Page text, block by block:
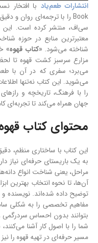
انتشارات طعم‌یاد
Book را با ترجمه‌ای روان و دقیق از
سی‌اف، منتشر کرده است. این
معتبرترین منابع در حوزه
شناخته می‌شود.«کتاب قهوه»
مزارع سرسبز کشت قهوه تا
می‌برد؛ سفری که در آن با
می‌شوید. این کتاب نه‌تنها
را با فرهنگ، تاریخچه و
جهان همراه می‌کند تا تجربه‌ای
محتوای کتاب
این کتاب با ساختاری منظم،
به یک باریستای حرفه‌ای نیاز
مراحل، یعنی شناخت انواع
آن‌ها، تا نحوه انتخاب بهترین
توضیح داده شده‌اند. نویسنده
مفاهیم تخصصی را به شکلی ساده
بتوانند بدون احساس سردرگمی
شما را با اصول کار آشنا
مسیر حرفه‌ای در تهیه قهوه را